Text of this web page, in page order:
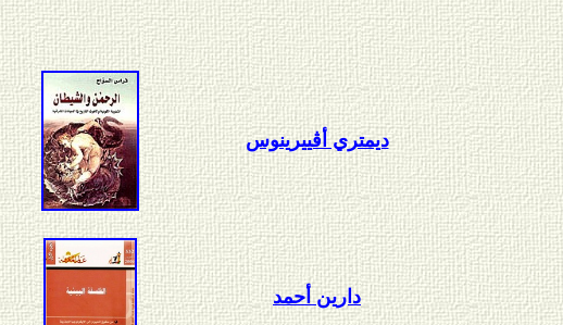
ديمتري أڤييرينوس
دارين أحمد